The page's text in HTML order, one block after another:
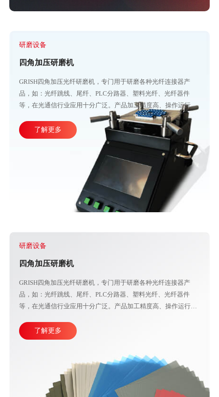
研磨设备
四角加压研磨机
GRISH四角加压光纤研磨机，专门用于研磨各种光纤连接器产
品，如：光纤跳线、尾纤、PLC分路器、塑料光纤、光纤器件
等，在光通信行业应用十分广泛。产品加工精度高、操作运行稳
定，直观的大屏幕设计可使参数调整更加方便快捷。目前比较成
熟的产线加工方式主要由四台或五台光纤研磨机，再配合各种规
格的PC、APC、UPC等研磨夹具组成。
了解更多
研磨设备
四角加压研磨机
GRISH四角加压光纤研磨机，专门用于研磨各种光纤连接器产
品，如：光纤跳线、尾纤、PLC分路器、塑料光纤、光纤器件
等，在光通信行业应用十分广泛。产品加工精度高、操作运行稳
熟的产线加工方式主要由四台或五台光纤研磨机，再配合各种规
格的PC、APC、UPC等研磨夹具组成。
了解更多